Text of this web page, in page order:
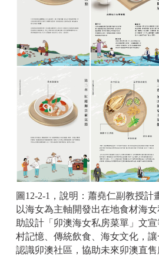
圖12-2-1，說明：蕭堯仁副教授計
以海女為主軸開發出在地食材海
助設計「卯澳海女私房菜單」文
村記憶、傳統飲食、海女文化，
認識卯澳社區，協助未來卯澳直售